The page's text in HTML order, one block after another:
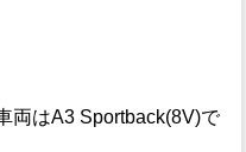
はA3 Sportback(8V)で